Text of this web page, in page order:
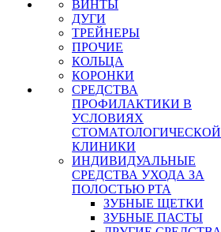
ВИНТЫ
ДУГИ
ТРЕЙНЕРЫ
ПРОЧИЕ
КОЛЬЦА
КОРОНКИ
СРЕДСТВА
ПРОФИЛАКТИКИ В
УСЛОВИЯХ
СТОМАТОЛОГИЧЕСКОЙ
КЛИНИКИ
ИНДИВИДУАЛЬНЫЕ
СРЕДСТВА УХОДА ЗА
ПОЛОСТЬЮ РТА
ЗУБНЫЕ ЩЕТКИ
ЗУБНЫЕ ПАСТЫ